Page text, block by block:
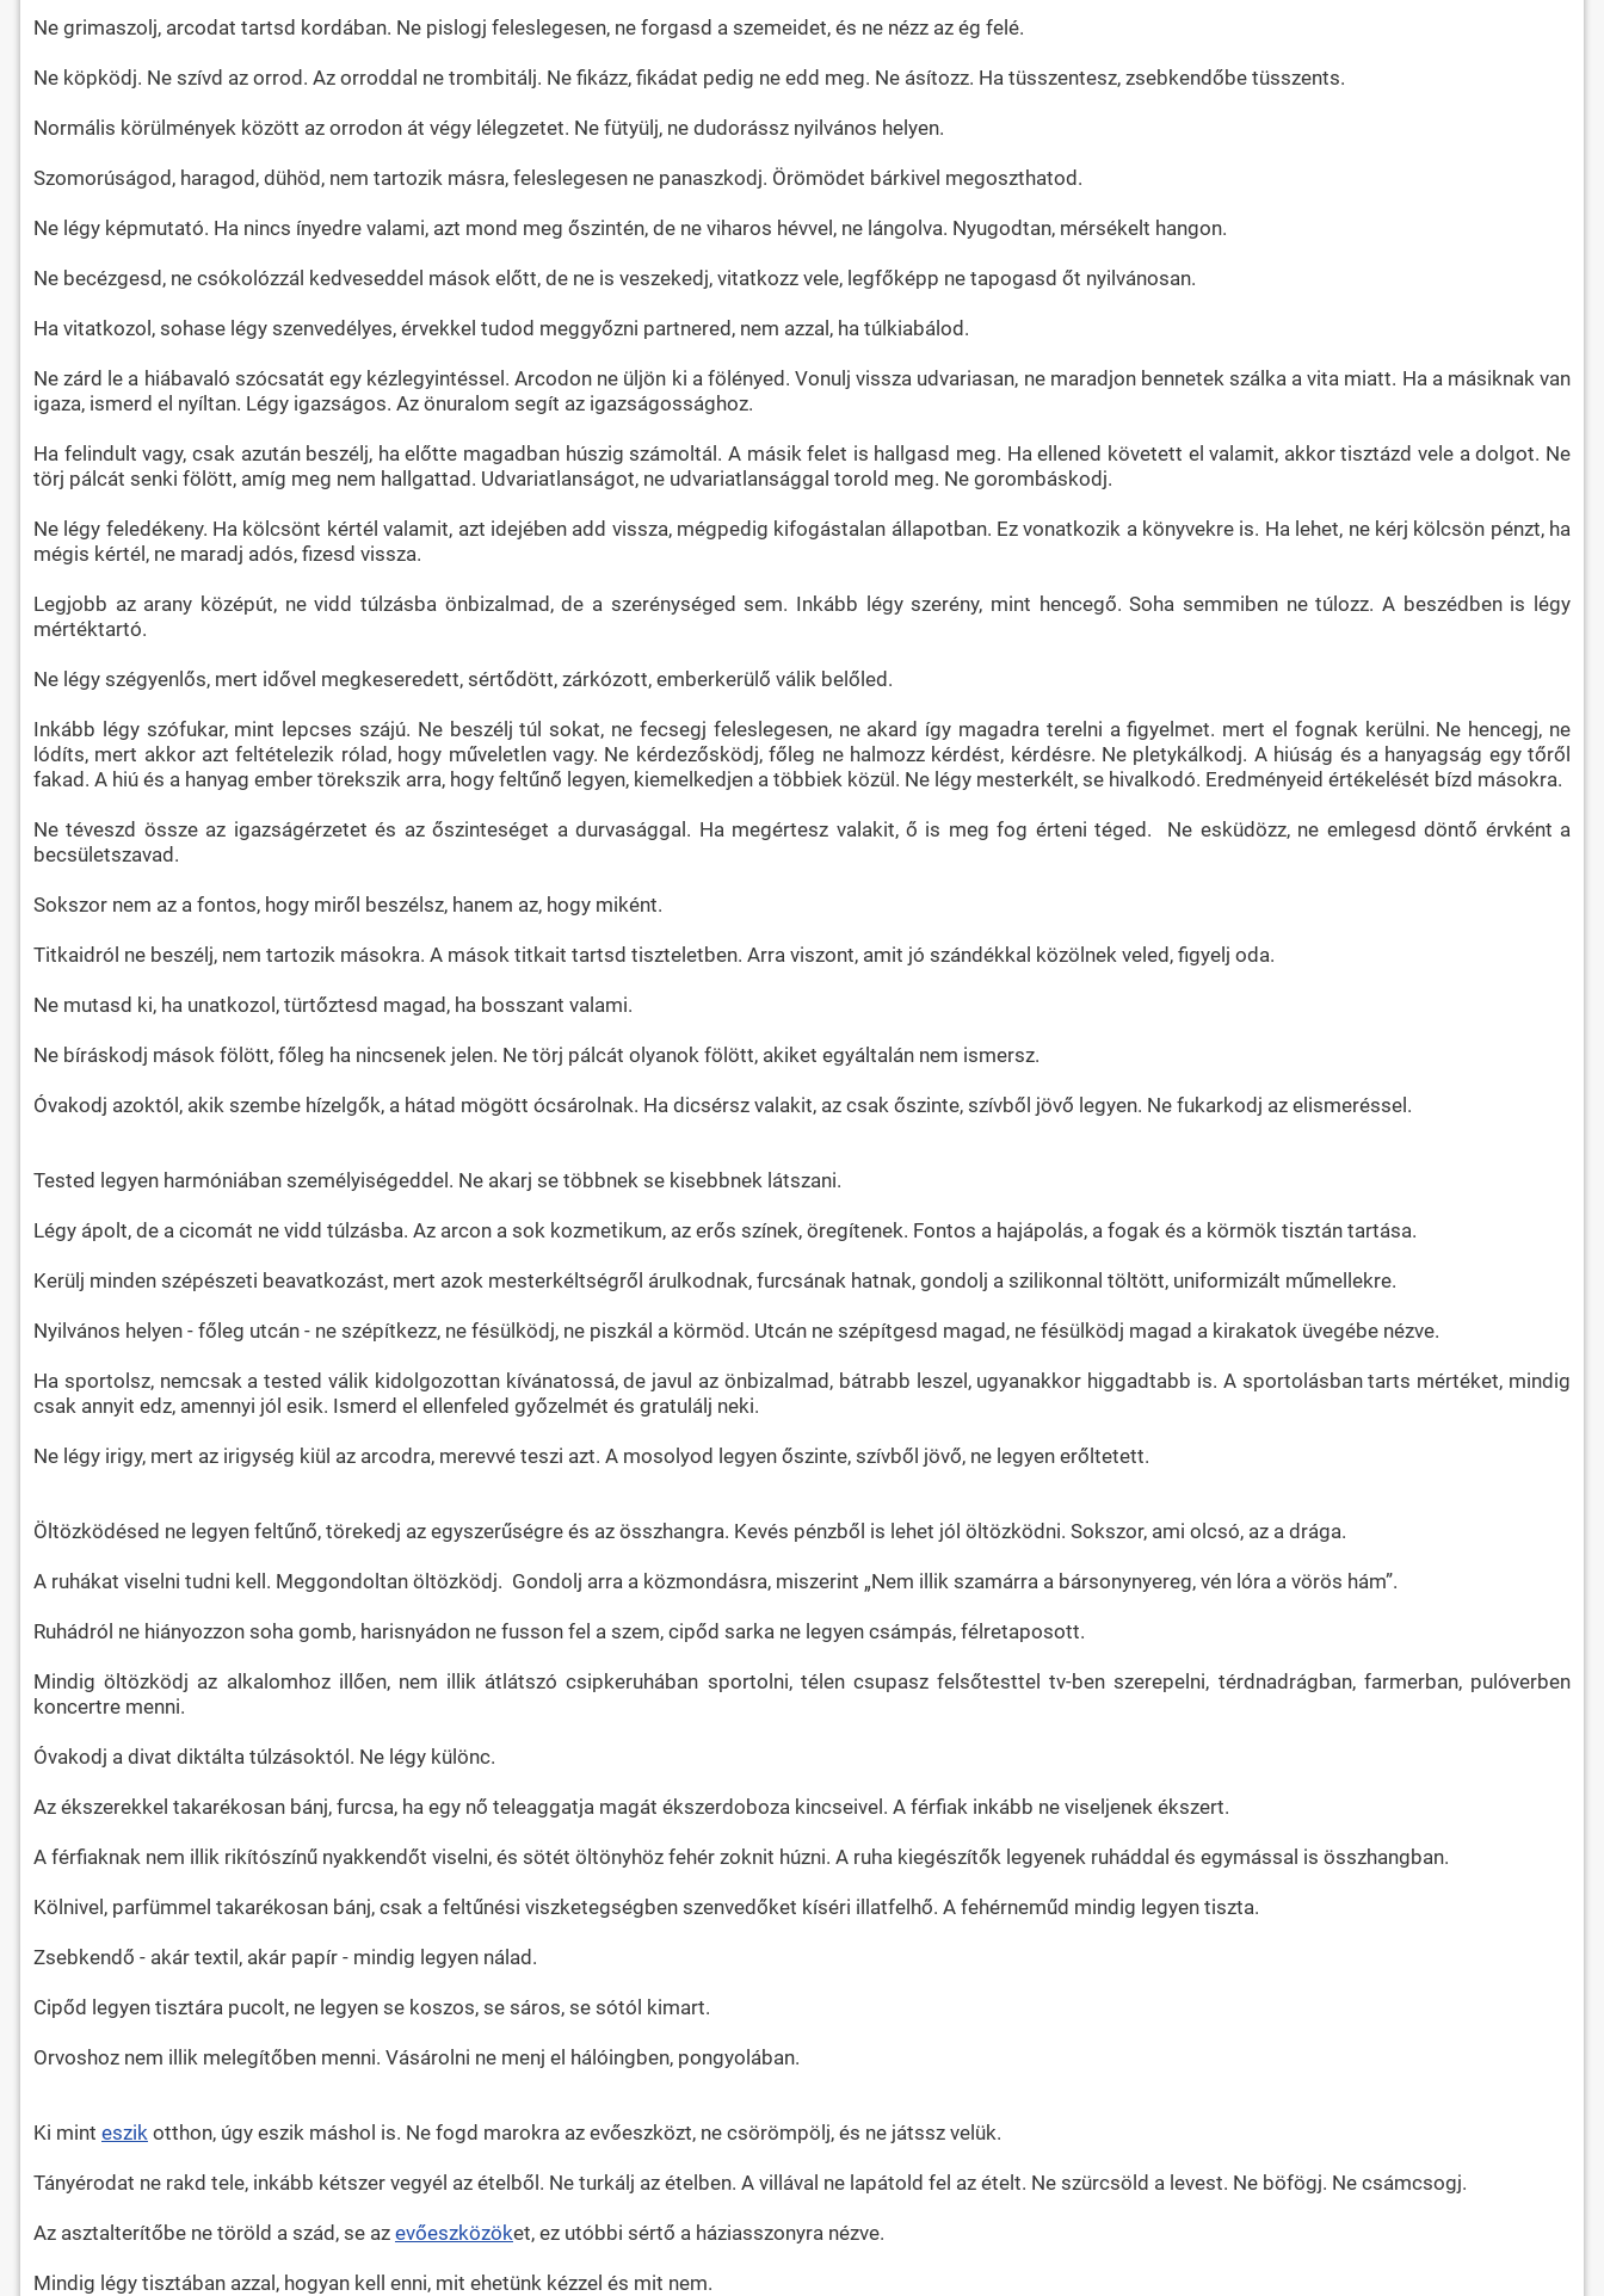
Ne grimaszolj, arcodat tartsd kordában. Ne pislogj feleslegesen, ne forgasd a szemeidet, és ne nézz az ég felé.
Ne köpködj. Ne szívd az orrod. Az orroddal ne trombitálj. Ne fikázz, fikádat pedig ne edd meg. Ne ásítozz. Ha tüsszentesz, zsebkendőbe tüsszents.
Normális körülmények között az orrodon át végy lélegzetet. Ne fütyülj, ne dudorássz nyilvános helyen.
Szomorúságod, haragod, dühöd, nem tartozik másra, feleslegesen ne panaszkodj. Örömödet bárkivel megoszthatod.
Ne légy képmutató. Ha nincs ínyedre valami, azt mond meg őszintén, de ne viharos hévvel, ne lángolva. Nyugodtan, mérsékelt hangon.
Ne becézgesd, ne csókolózzál kedveseddel mások előtt, de ne is veszekedj, vitatkozz vele, legfőképp ne tapogasd őt nyilvánosan.
Ha vitatkozol, sohase légy szenvedélyes, érvekkel tudod meggyőzni partnered, nem azzal, ha túlkiabálod.
Ne zárd le a hiábavaló szócsatát egy kézlegyintéssel. Arcodon ne üljön ki a fölényed. Vonulj vissza udvariasan, ne maradjon bennetek szálka a vita miatt. Ha a másiknak van
igaza, ismerd el nyíltan. Légy igazságos. Az önuralom segít az igazságossághoz.
Ha felindult vagy, csak azután beszélj, ha előtte magadban húszig számoltál. A másik felet is hallgasd meg. Ha ellened követett el valamit, akkor tisztázd vele a dolgot. Ne
törj pálcát senki fölött, amíg meg nem hallgattad. Udvariatlanságot, ne udvariatlansággal torold meg. Ne gorombáskodj.
Ne légy feledékeny. Ha kölcsönt kértél valamit, azt idejében add vissza, mégpedig kifogástalan állapotban. Ez vonatkozik a könyvekre is. Ha lehet, ne kérj kölcsön pénzt, ha
mégis kértél, ne maradj adós, fizesd vissza.
Legjobb az arany középút, ne vidd túlzásba önbizalmad, de a szerénységed sem. Inkább légy szerény, mint hencegő. Soha semmiben ne túlozz. A beszédben is légy
mértéktartó.
Ne légy szégyenlős, mert idővel megkeseredett, sértődött, zárkózott, emberkerülő válik belőled.
Inkább légy szófukar, mint lepcses szájú. Ne beszélj túl sokat, ne fecsegj feleslegesen, ne akard így magadra terelni a figyelmet. mert el fognak kerülni. Ne hencegj, ne
lódíts, mert akkor azt feltételezik rólad, hogy műveletlen vagy. Ne kérdezősködj, főleg ne halmozz kérdést, kérdésre. Ne pletykálkodj. A hiúság és a hanyagság egy tőről
fakad. A hiú és a hanyag ember törekszik arra, hogy feltűnő legyen, kiemelkedjen a többiek közül. Ne légy mesterkélt, se hivalkodó. Eredményeid értékelését bízd másokra.
Ne téveszd össze az igazságérzetet és az őszinteséget a durvasággal. Ha megértesz valakit, ő is meg fog érteni téged. Ne esküdözz, ne emlegesd döntő érvként a
becsületszavad.
Sokszor nem az a fontos, hogy miről beszélsz, hanem az, hogy miként.
Titkaidról ne beszélj, nem tartozik másokra. A mások titkait tartsd tiszteletben. Arra viszont, amit jó szándékkal közölnek veled, figyelj oda.
Ne mutasd ki, ha unatkozol, türtőztesd magad, ha bosszant valami.
Ne bíráskodj mások fölött, főleg ha nincsenek jelen. Ne törj pálcát olyanok fölött, akiket egyáltalán nem ismersz.
Óvakodj azoktól, akik szembe hízelgők, a hátad mögött ócsárolnak. Ha dicsérsz valakit, az csak őszinte, szívből jövő legyen. Ne fukarkodj az elismeréssel.
Tested legyen harmóniában személyiségeddel. Ne akarj se többnek se kisebbnek látszani.
Légy ápolt, de a cicomát ne vidd túlzásba. Az arcon a sok kozmetikum, az erős színek, öregítenek. Fontos a hajápolás, a fogak és a körmök tisztán tartása.
Kerülj minden szépészeti beavatkozást, mert azok mesterkéltségről árulkodnak, furcsának hatnak, gondolj a szilikonnal töltött, uniformizált műmellekre.
Nyilvános helyen - főleg utcán - ne szépítkezz, ne fésülködj, ne piszkál a körmöd. Utcán ne szépítgesd magad, ne fésülködj magad a kirakatok üvegébe nézve.
Ha sportolsz, nemcsak a tested válik kidolgozottan kívánatossá, de javul az önbizalmad, bátrabb leszel, ugyanakkor higgadtabb is. A sportolásban tarts mértéket, mindig
csak annyit edz, amennyi jól esik. Ismerd el ellenfeled győzelmét és gratulálj neki.
Ne légy irigy, mert az irigység kiül az arcodra, merevvé teszi azt. A mosolyod legyen őszinte, szívből jövő, ne legyen erőltetett.
Öltözködésed ne legyen feltűnő, törekedj az egyszerűségre és az összhangra. Kevés pénzből is lehet jól öltözködni. Sokszor, ami olcsó, az a drága.
A ruhákat viselni tudni kell. Meggondoltan öltözködj. Gondolj arra a közmondásra, miszerint „Nem illik szamárra a bársonynyereg, vén lóra a vörös hám”.
Ruhádról ne hiányozzon soha gomb, harisnyádon ne fusson fel a szem, cipőd sarka ne legyen csámpás, félretaposott.
Mindig öltözködj az alkalomhoz illően, nem illik átlátszó csipkeruhában sportolni, télen csupasz felsőtesttel tv-ben szerepelni, térdnadrágban, farmerban, pulóverben
koncertre menni.
Óvakodj a divat diktálta túlzásoktól. Ne légy különc.
Az ékszerekkel takarékosan bánj, furcsa, ha egy nő teleaggatja magát ékszerdoboza kincseivel. A férfiak inkább ne viseljenek ékszert.
A férfiaknak nem illik rikítószínű nyakkendőt viselni, és sötét öltönyhöz fehér zoknit húzni. A ruha kiegészítők legyenek ruháddal és egymással is összhangban.
Kölnivel, parfümmel takarékosan bánj, csak a feltűnési viszketegségben szenvedőket kíséri illatfelhő. A fehérneműd mindig legyen tiszta.
Zsebkendő - akár textil, akár papír - mindig legyen nálad.
Cipőd legyen tisztára pucolt, ne legyen se koszos, se sáros, se sótól kimart.
Orvoshoz nem illik melegítőben menni. Vásárolni ne menj el hálóingben, pongyolában.
Ki mint eszik otthon, úgy eszik máshol is. Ne fogd marokra az evőeszközt, ne csörömpölj, és ne játssz velük.
Tányérodat ne rakd tele, inkább kétszer vegyél az ételből. Ne turkálj az ételben. A villával ne lapátold fel az ételt. Ne szürcsöld a levest. Ne böfögj. Ne csámcsogj.
Az asztalterítőbe ne töröld a szád, se az evőeszközöket, ez utóbbi sértő a háziasszonyra nézve.
Mindig légy tisztában azzal, hogyan kell enni, mit ehetünk kézzel és mit nem.